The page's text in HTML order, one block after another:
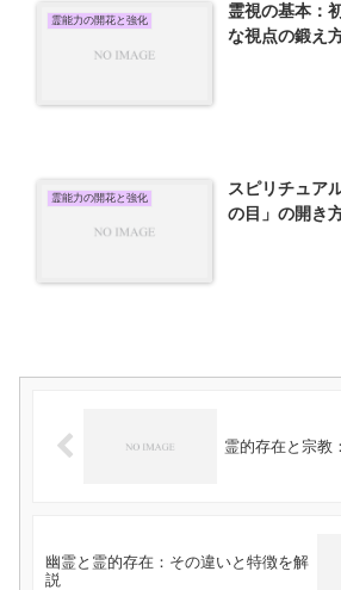
霊能力の開花と強化
霊視の基本：
な視点の鍛え
霊能力の開花と強化
スピリチュア
の目」の開き
霊的存在と宗教
幽霊と霊的存在：その違いと特徴を解
説